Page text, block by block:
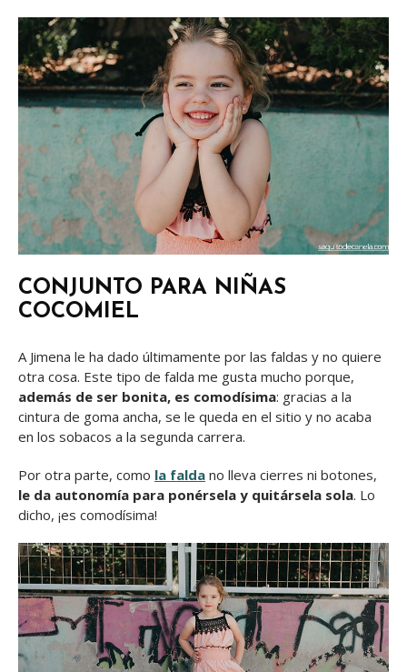
CONJUNTO PARA NIÑAS
COCOMIEL
A Jimena le ha dado últimamente por las faldas y no quiere
otra cosa. Este tipo de falda me gusta mucho porque,
además de ser bonita, es comodísima: gracias a la
cintura de goma ancha, se le queda en el sitio y no acaba
en los sobacos a la segunda carrera.
Por otra parte, como la falda no lleva cierres ni botones,
le da autonomía para ponérsela y quitársela sola. Lo
dicho, ¡es comodísima!